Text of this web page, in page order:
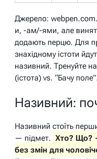
Джерело:
и, -ам/-ями, але
додають перцю. Для
знахідному істоти
називний. Тренуйте
(істота) vs. “Бачу
Називний:
Називний стоїть
— підмет. Хто? Що?
без змін для